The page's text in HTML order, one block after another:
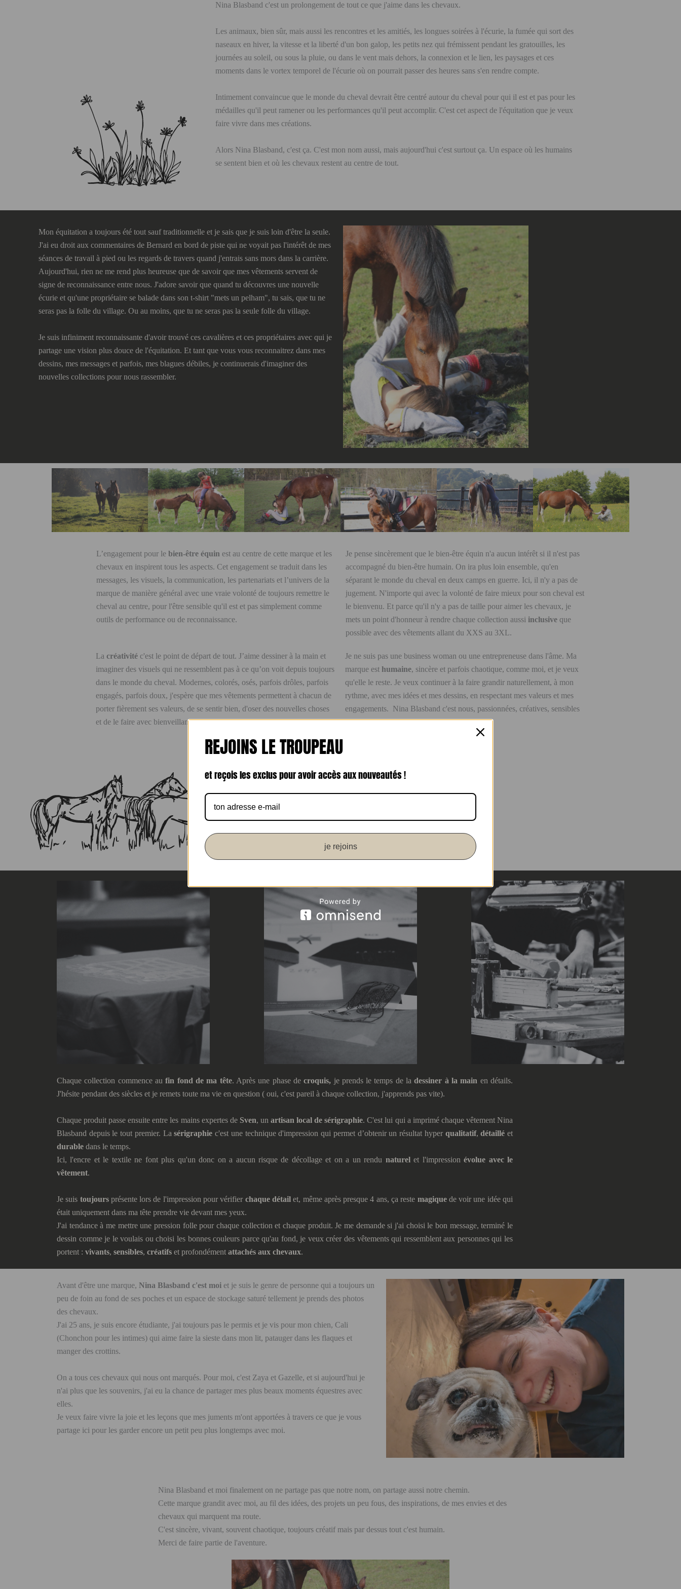
Nina Blasband c'est un prolongement de tout ce que j'aime dans les chevaux.
Les animaux, bien sûr, mais aussi les rencontres et les amitiés, les longues soirées à l'écurie, la fumée qui sort des
naseaux en hiver, la vitesse et la liberté d'un bon galop, les petits nez qui frémissent pendant les gratouilles, les
journées au soleil, ou sous la pluie, ou dans le vent mais dehors, la connexion et le lien, les paysages et ces
moments dans le vortex temporel de l'écurie où on pourrait passer des heures sans s'en rendre compte.
Intimement convaincue que le monde du cheval devrait être centré autour du cheval pour qui il est et pas pour les
médailles qu'il peut ramener ou les performances qu'il peut accomplir. C'est cet aspect de l'équitation que je veux
faire vivre dans mes créations.
Alors Nina Blasband, c'est ça. C'est mon nom aussi, mais aujourd'hui c'est surtout ça. Un espace où les humains
se sentent bien et où les chevaux restent au centre de tout.
Mon équitation a toujours été tout sauf traditionnelle et je sais que je suis loin d'être la seule.
J'ai eu droit aux commentaires de Bernard en bord de piste qui ne voyait pas l'intérêt de mes
séances de travail à pied ou les regards de travers quand j'entrais sans mors dans la carrière.
Aujourd'hui, rien ne me rend plus heureuse que de savoir que mes vêtements servent de
signe de reconnaissance entre nous. J'adore savoir que quand tu découvres une nouvelle
écurie et qu'une propriétaire se balade dans son t-shirt "mets un pelham", tu sais, que tu ne
seras pas la folle du village. Ou au moins, que tu ne seras pas la seule folle du village.
Je suis infiniment reconnaissante d'avoir trouvé ces cavalières et ces propriétaires avec qui je
partage une vision plus douce de l'équitation. Et tant que vous vous reconnaitrez dans mes
dessins, mes messages et parfois, mes blagues débiles, je continuerais d'imaginer des
nouvelles collections pour nous rassembler.
L’engagement pour le bien-être équin est au centre de cette marque et les
chevaux en inspirent tous les aspects. Cet engagement se traduit dans les
messages, les visuels, la communication, les partenariats et l’univers de la
marque de manière général avec une vraie volonté de toujours remettre le
cheval au centre, pour l'être sensible qu'il est et pas simplement comme
outils de performance ou de reconnaissance.
Je pense sincèrement que le bien-être équin n'a aucun intérêt si il n'est pas
accompagné du bien-être humain. On ira plus loin ensemble, qu'en
séparant le monde du cheval en deux camps en guerre. Ici, il n'y a pas de
jugement. N'importe qui avec la volonté de faire mieux pour son cheval est
le bienvenu. Et parce qu'il n'y a pas de taille pour aimer les chevaux, je
mets un point d'honneur à rendre chaque collection aussi inclusive que
possible avec des vêtements allant du XXS au 3XL.
Lacréativité c'est le point de départ de tout. J’aime dessiner à la main et
imaginer des visuels qui ne ressemblent pas à ce qu’on voit depuis toujours
dans le monde du cheval. Modernes, colorés, osés, parfois drôles, parfois
engagés, parfois doux, j'espère que mes vêtements permettent à chacun de
porter fièrement ses valeurs, de se sentir bien, d'oser des nouvelles choses
et de le faire avec bienveillance.
Je ne suis pas une business woman ou une entrepreneuse dans l'âme. Ma
marque est humaine, sincère et parfois chaotique, comme moi, et je veux
qu'elle le reste. Je veux continuer à la faire grandir naturellement, à mon
rythme, avec mes idées et mes dessins, en respectant mes valeurs et mes
engagements. Nina Blasband c'est nous, passionnées, créatives, sensibles
et surtout, amoureuses des chevaux.
Chaque collection commence aufin fond de ma tête. Après une phase decroquis, je prends le temps de ladessiner à la main en détails.
J'hésite pendant des siècles et je remets toute ma vie en question ( oui, c'est pareil à chaque collection, j'apprends pas vite).
Chaque produit passe ensuite entre les mains expertes de Sven, unartisan local de sérigraphie. C'est lui qui a imprimé chaque vêtement Nina
Blasband depuis le tout premier. Lasérigraphiec'est une technique d'impression qui permet d’obtenir un résultat hyper qualitatif,détailléet
durable dans le temps.
Ici, l'encre et le textile ne font plus qu'un donc on a aucun risque de décollage et on a un rendu naturelet l'impressionévolue avec le
vêtement.
Je suis toujours présente lors de l'impression pour vérifier chaque détailet, même après presque 4 ans, ça reste magique de voir une idée qui
était uniquement dans ma tête prendre vie devant mes yeux.
J'ai tendance à me mettre une pression folle pour chaque collection et chaque produit. Je me demande si j'ai choisi le bon message, terminé le
dessin comme je le voulais ou choisi les bonnes couleurs parce qu'au fond, je veux créer des vêtements qui ressemblent aux personnes qui les
portent : vivants, sensibles, créatifs et profondément attachés aux chevaux.
Avant d'être une marque, Nina Blasband c'est moi et je suis le genre de personne qui a toujours un
peu de foin au fond de ses poches et un espace de stockage saturé tellement je prends des photos
des chevaux.
J'ai 25 ans, je suis encore étudiante, j'ai toujours pas le permis et je vis pour mon chien, Cali
(Chonchon pour les intimes) qui aime faire la sieste dans mon lit, patauger dans les flaques et
manger des crottins.
On a tous ces chevaux qui nous ont marqués. Pour moi, c'est Zaya et Gazelle, et si aujourd'hui je
n'ai plus que les souvenirs, j'ai eu la chance de partager mes plus beaux moments équestres avec
elles.
Je veux faire vivre la joie et les leçons que mes juments m'ont apportées à travers ce que je vous
partage ici pour les garder encore un petit peu plus longtemps avec moi.
Nina Blasband et moi finalement on ne partage pas que notre nom, on partage aussi notre chemin.
Cette marque grandit avec moi, au fil des idées, des projets un peu fous, des inspirations, de mes envies et des
chevaux qui marquent ma route.
C'est sincère, vivant, souvent chaotique, toujours créatif mais par dessus tout c'est humain.
Merci de faire partie de l'aventure.
REJOINS LE TROUPEAU
et reçois les exclus pour avoir accès aux nouveautés !
je rejoins